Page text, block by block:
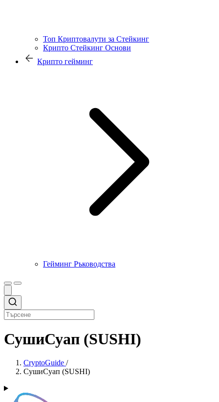
Топ Криптовалути за Стейкинг
Крипто Стейкинг Основи
Крипто гейминг
Гейминг Ръководства
СушиСуап (SUSHI)
CryptoGuide /
СушиСуап (SUSHI)